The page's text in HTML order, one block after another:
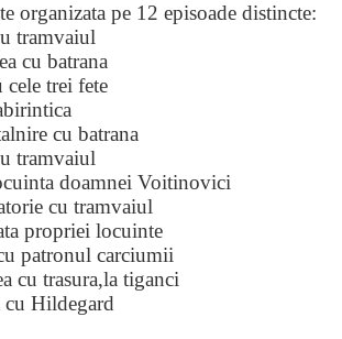
organizata pe 12 episoade distincte:
tramvaiul
cu batrana
cele trei fete
cu batrana
tramvaiul
doamnei Voitinovici
cu tramvaiul
propriei locuinte
patronul carciumii
cu trasura,la tiganci
Hildegard